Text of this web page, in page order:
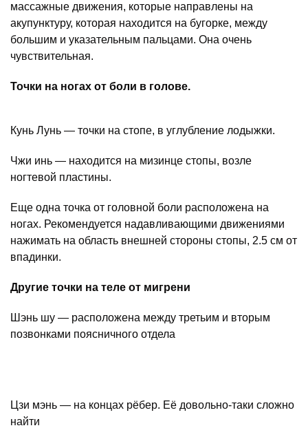
массажные движения, которые направлены на
акупунктуру, которая находится на бугорке, между
большим и указательным пальцами. Она очень
чувствительная.
Точки на ногах от боли в голове.
Кунь Лунь — точки на стопе, в углубление лодыжки.
Чжи инь — находится на мизинце стопы, возле
ногтевой пластины.
Еще одна точка от головной боли расположена на
ногах. Рекомендуется надавливающими движениями
нажимать на область внешней стороны стопы, 2.5 см от
впадинки.
Другие точки на теле от мигрени
Шэнь шу — расположена между третьим и вторым
позвонками поясничного отдела
Цзи мэнь — на концах рёбер. Её довольно-таки сложно
найти